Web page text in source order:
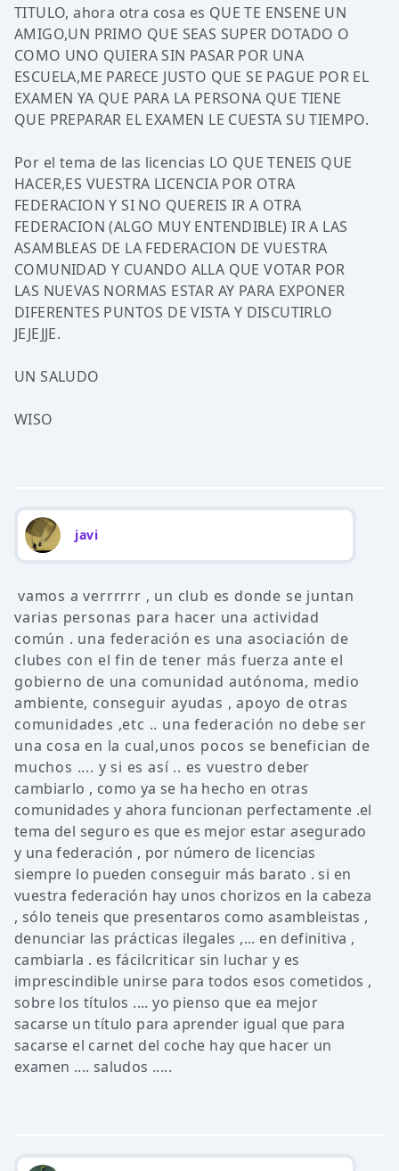
TITULO, ahora otra cosa es QUE TE ENSENE UN
AMIGO,UN PRIMO QUE SEAS SUPER DOTADO O
COMO UNO QUIERA SIN PASAR POR UNA
ESCUELA,ME PARECE JUSTO QUE SE PAGUE POR EL
EXAMEN YA QUE PARA LA PERSONA QUE TIENE
QUE PREPARAR EL EXAMEN LE CUESTA SU TIEMPO.
Por el tema de las licencias LO QUE TENEIS QUE
HACER,ES VUESTRA LICENCIA POR OTRA
FEDERACION Y SI NO QUEREIS IR A OTRA
FEDERACION (ALGO MUY ENTENDIBLE) IR A LAS
ASAMBLEAS DE LA FEDERACION DE VUESTRA
COMUNIDAD Y CUANDO ALLA QUE VOTAR POR
LAS NUEVAS NORMAS ESTAR AY PARA EXPONER
DIFERENTES PUNTOS DE VISTA Y DISCUTIRLO
JEJEJJE.
UN SALUDO
WISO
javi
vamos a verrrrrr , un club es donde se juntan
varias personas para hacer una actividad
común . una federación es una asociación de
clubes con el fin de tener más fuerza ante el
gobierno de una comunidad autónoma, medio
ambiente, conseguir ayudas , apoyo de otras
comunidades ,etc .. una federación no debe ser
una cosa en la cual,unos pocos se benefician de
muchos .... y si es así .. es vuestro deber
cambiarlo , como ya se ha hecho en otras
comunidades y ahora funcionan perfectamente .el
tema del seguro es que es mejor estar asegurado
y una federación , por número de licencias
siempre lo pueden conseguir más barato . si en
vuestra federación hay unos chorizos en la cabeza
, sólo teneis que presentaros como asambleistas ,
denunciar las prácticas ilegales ,... en definitiva ,
cambiarla . es fácilcriticar sin luchar y es
imprescindible unirse para todos esos cometidos ,
sobre los títulos .... yo pienso que ea mejor
sacarse un título para aprender igual que para
sacarse el carnet del coche hay que hacer un
examen .... saludos .....